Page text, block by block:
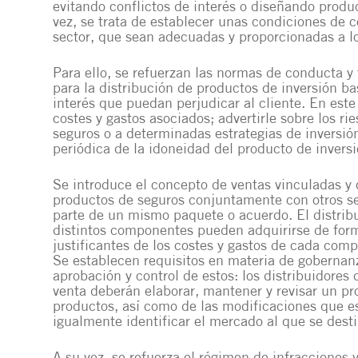
evitando conflictos de interés o diseñando
vez, se trata de establecer unas condiciones de
sector, que sean adecuadas y proporcionadas
Para ello, se refuerzan las normas de conducta
para la distribución de productos de inversión
interés que puedan perjudicar al cliente. En
costes y gastos asociados; advertirle sobre los
seguros o a determinadas estrategias de
periódica de la idoneidad del producto de
Se introduce el concepto de ventas vinculadas
productos de seguros conjuntamente con otros
parte de un mismo paquete o acuerdo. El
distintos componentes pueden adquirirse de
justificantes de los costes y gastos de cada
Se establecen requisitos en materia de
aprobación y control de estos: los distribuidores
venta deberán elaborar, mantener y revisar un
productos, así como de las modificaciones que
igualmente identificar el mercado al que se